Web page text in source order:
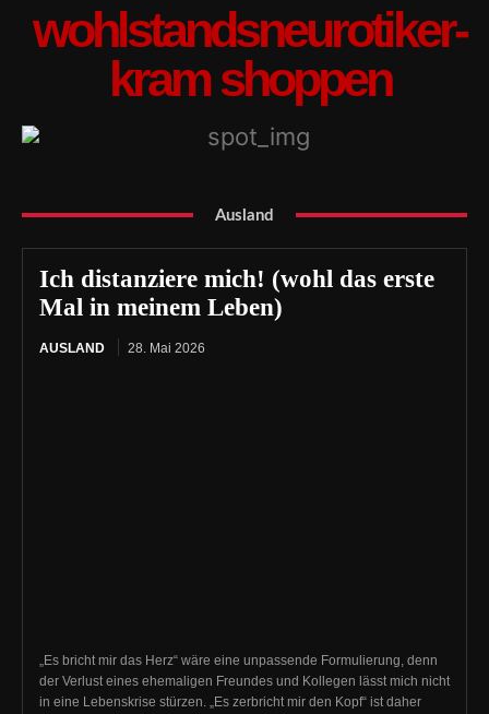
wohlstandsneurotiker-
kram shoppen
Ausland
Ich distanziere mich! (wohl das erste
Mal in meinem Leben)
AUSLAND 28. Mai 2026
„Es bricht mir das Herz“ wäre eine unpassende Formulierung, denn
der Verlust eines ehemaligen Freundes und Kollegen lässt mich nicht
in eine Lebenskrise stürzen. „Es zerbricht mir den Kopf“ ist daher